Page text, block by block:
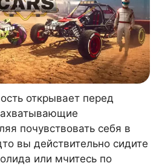
открывает перед
почувствовать себя в
вы действительно сидите
или мчитесь по